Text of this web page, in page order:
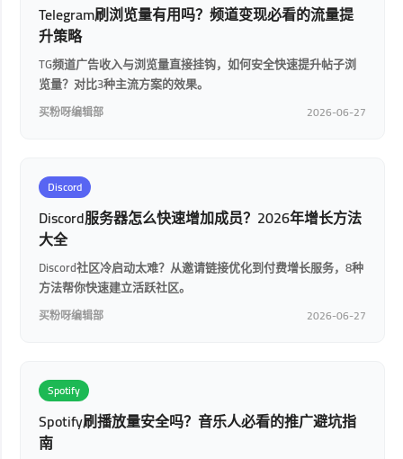
Telegram刷浏览量有用吗？频道变现必看的流量提
升策略
TG频道广告收入与浏览量直接挂钩，如何安全快速提升帖子浏
览量？对比3种主流方案的效果。
买粉呀编辑部 2026-06-27
Discord
Discord服务器怎么快速增加成员？2026年增长方法
大全
Discord社区冷启动太难？从邀请链接优化到付费增长服务，8种
方法帮你快速建立活跃社区。
买粉呀编辑部 2026-06-27
Spotify
Spotify刷播放量安全吗？音乐人必看的推广避坑指
南